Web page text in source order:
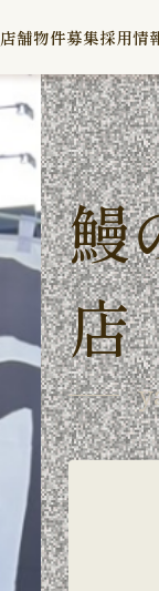
店舗物件募集採用情
鰻
店